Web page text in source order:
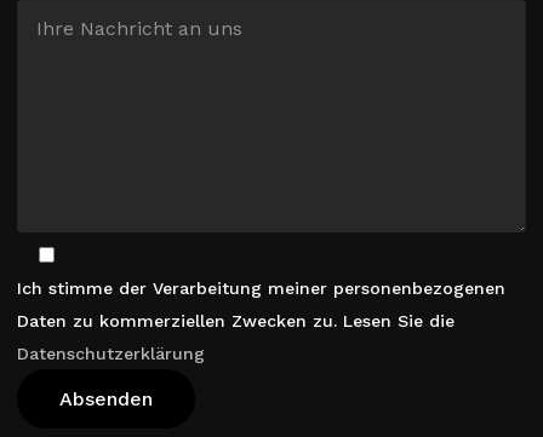
Ich stimme der Verarbeitung meiner personenbezogenen
Daten zu kommerziellen Zwecken zu. Lesen Sie die
Datenschutzerklärung